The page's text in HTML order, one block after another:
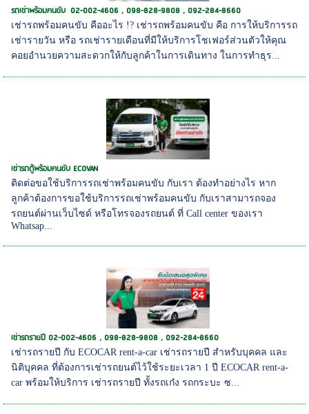
รถเช่าพร้อมคนขับ 02-002-4606 , 098-828-9808 , 092-284-8660
เช่ารถพร้อมคนขับ คืออะไร !? เช่ารถพร้อมคนขับ คือ การให้บริการรถ
เช่ารายวัน หรือ รถเช่ารายเดือนที่มีให้บริการโชเฟอร์ส่วนตัวให้คุณ
คอยอำนวยความสะดวกให้กับลูกค้าในการเดินทาง ในการทำธุร...
เช่ารถตู้พร้อมคนขับ ECOVAN
ติดต่อขอใช้บริการรถเช่าพร้อมคนขับ กับเรา ต้องทำอย่างไร หาก
ลูกค้าต้องการขอใช้บริการรถเช่าพร้อมคนขับ กับเราสามารถจอง
รถยนต์ผ่านเว็บไซด์ หรือโทรจองรถยนต์ ที่ Call center ของเรา
Whatsap...
เช่ารถรายปี 02-002-4606 , 098-828-9808 , 092-284-8660
เช่ารถรายปี กับ ECOCAR rent-a-car เช่ารถรายปี สำหรับบุคคล และ
นิติบุคคล ที่ต้องการเช่ารถยนต์ไว้ใช้ระยะเวลา 1 ปี ECOCAR rent-a-
car พร้อมให้บริการ เช่ารถรายปี ทั้งรถเก๋ง รถกระบะ ซ...